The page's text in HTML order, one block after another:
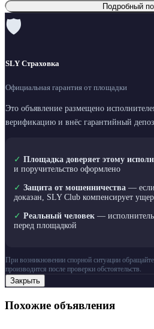
Подробный
🛡
SLY Страховка
Официальная гарантия от площадки
Это объявление размещено
верификацию и внёс гарантийный
✓ Площадка доверяет этому
и поручительство оформлено
✓ Защита от мошенничества — если
доказан, SLY Club компенсирует
✓ Реальный человек —
перед площадкой
При возникновении спорной ситуации
производится после проверки обстоятельств.
Закрыть
Похожие объявления